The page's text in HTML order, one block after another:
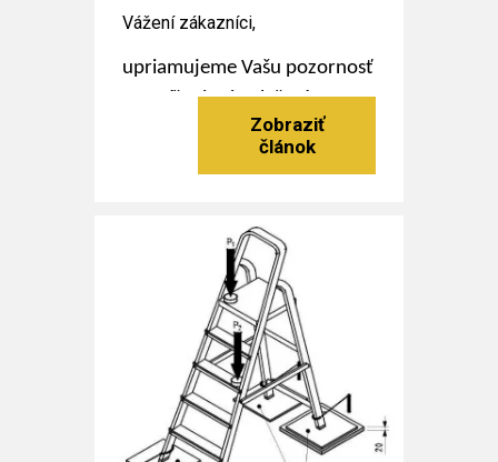
Vážení zákazníci,
upriamujeme Vašu pozornosť
na zníženie cien lešení
ProTube F, S, L a TeleSafe XL
od spoločnosti CAGSAN.
Čítať viac